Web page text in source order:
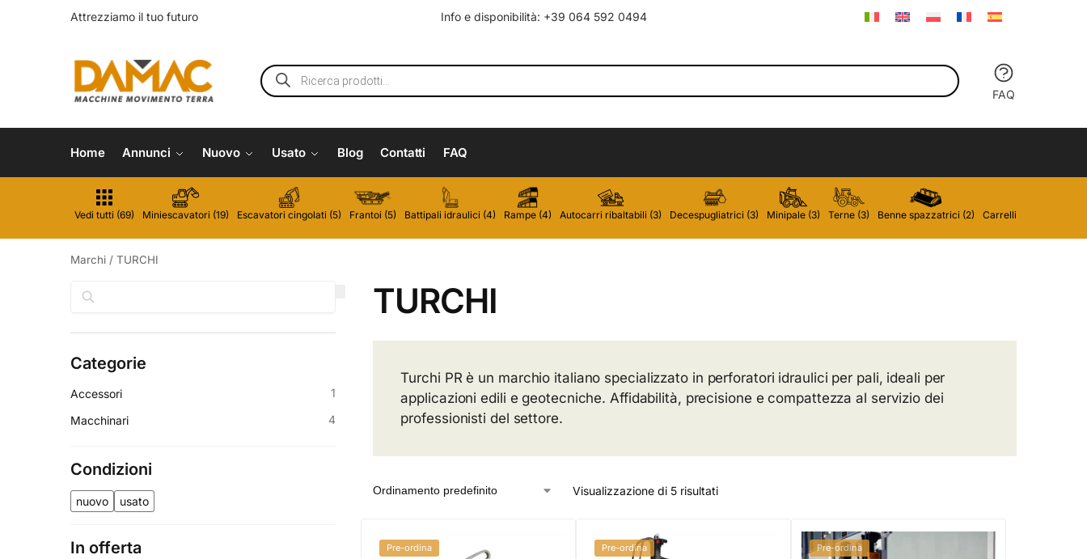
Attrezziamo il tuo futuro Info e disponibilità: +39 064 592 0494
FAQ
Home Annunci Nuovo Usato Blog Contatti FAQ
Vedi tutti (69) Miniescavatori (19) Escavatori cingolati (5) Frantoi (5) Battipali idraulici (4) Rampe (4) Autocarri ribaltabili (3) Decespugliatrici (3) Minipale (3) Terne (3) Benne spazzatrici (2) Carrelli elevatori (2)
Marchi / TURCHI
TURCHI
Turchi PR è un marchio italiano specializzato in perforatori idraulici per pali, ideali per
applicazioni edili e geotecniche. Affidabilità, precisione e compattezza al servizio dei
professionisti del settore.
Visualizzazione di 5 risultati
Pre-ordina Pre-ordina Pre-ordina
Categorie
Accessori 1
Macchinari 4
Condizioni
nuovo usato
In offerta